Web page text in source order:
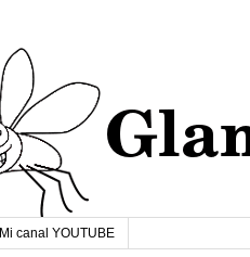
Mi canal YOUTUBE